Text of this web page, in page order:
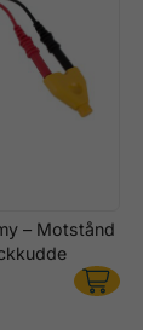
– Motstånd